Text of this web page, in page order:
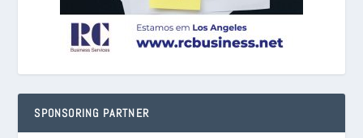
SPONSORING PARTNER